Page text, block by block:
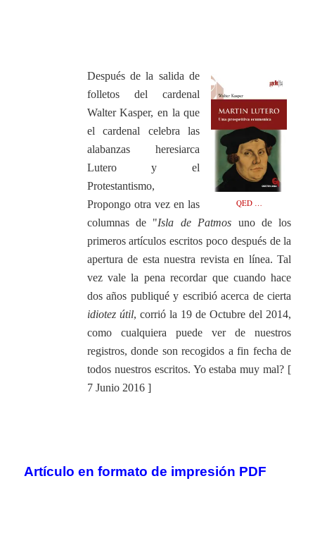
QED …
Después de la salida de
folletos del cardenal
Walter Kasper, en la que
el cardenal celebra las
alabanzas heresiarca
Lutero y el
Protestantismo,
Propongo otra vez en las
columnas de "Isla de Patmos uno de los
primeros artículos escritos poco después de la
apertura de esta nuestra revista en línea. Tal
vez vale la pena recordar que cuando hace
dos años publiqué y escribió acerca de cierta
idiotez útil, corrió la 19 de Octubre del 2014,
como cualquiera puede ver de nuestros
registros, donde son recogidos a fin fecha de
todos nuestros escritos. Yo estaba muy mal? [
7 Junio 2016 ]
Artículo en formato de impresión PDF